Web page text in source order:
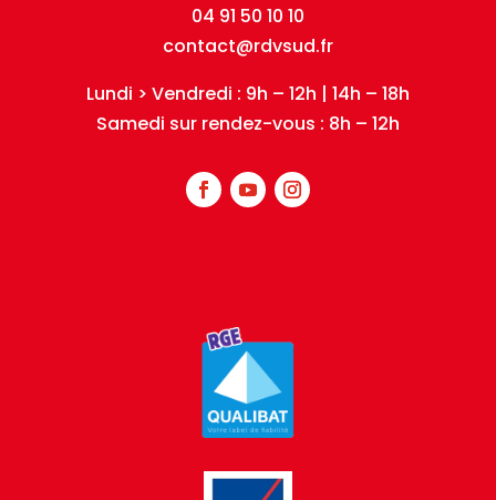
04 91 50 10 10
contact@rdvsud.fr
Lundi > Vendredi : 9h – 12h | 14h – 18h
Samedi sur rendez-vous : 8h – 12h